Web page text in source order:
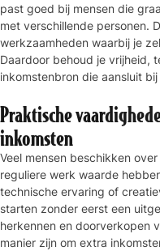
past goed bij mensen die
met verschillende personen.
werkzaamheden waarbij je
Daardoor behoud je vrijheid,
inkomstenbron die aansluit
Praktische
inkomsten
Veel mensen beschikken
reguliere werk waarde
technische ervaring of
starten zonder eerst een
herkennen en doorverkopen
manier zijn om extra